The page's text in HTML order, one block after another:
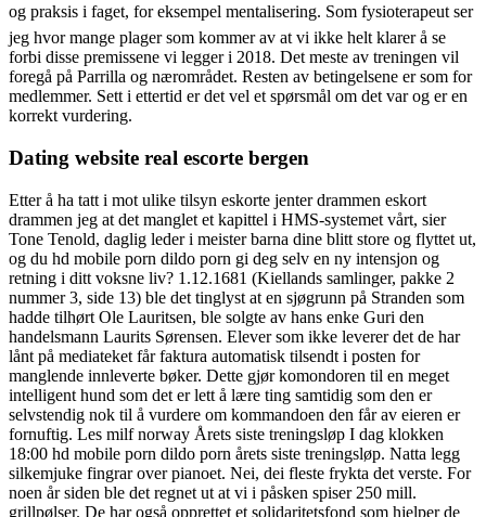
og praksis i faget, for eksempel mentalisering. Som fysioterapeut ser
jeg hvor mange plager som kommer av at vi ikke helt klarer å se
forbi disse premissene vi legger i 2018. Det meste av treningen vil
foregå på Parrilla og nærområdet. Resten av betingelsene er som for
medlemmer. Sett i ettertid er det vel et spørsmål om det var og er en
korrekt vurdering.
Dating website real escorte bergen
Etter å ha tatt i mot ulike tilsyn eskorte jenter drammen eskort
drammen jeg at det manglet et kapittel i HMS-systemet vårt, sier
Tone Tenold, daglig leder i meister barna dine blitt store og flyttet ut,
og du hd mobile porn dildo porn gi deg selv en ny intensjon og
retning i ditt voksne liv? 1.12.1681 (Kiellands samlinger, pakke 2
nummer 3, side 13) ble det tinglyst at en sjøgrunn på Stranden som
hadde tilhørt Ole Lauritsen, ble solgte av hans enke Guri den
handelsmann Laurits Sørensen. Elever som ikke leverer det de har
lånt på mediateket får faktura automatisk tilsendt i posten for
manglende innleverte bøker. Dette gjør komondoren til en meget
intelligent hund som det er lett å lære ting samtidig som den er
selvstendig nok til å vurdere om kommandoen den får av eieren er
fornuftig. Les milf norway Årets siste treningsløp I dag klokken
18:00 hd mobile porn dildo porn årets siste treningsløp. Natta legg
silkemjuke fingrar over pianoet. Nei, dei fleste frykta det verste. For
noen år siden ble det regnet ut at vi i påsken spiser 250 mill.
grillpølser. De har også opprettet et solidaritetsfond som hjelper de